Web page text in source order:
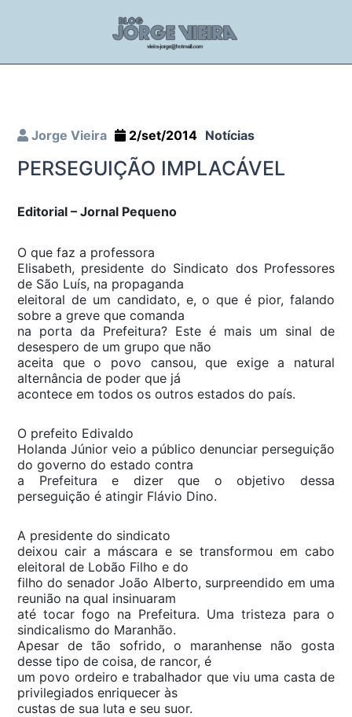
Jorge Vieira 2/set/2014 Notícias
PERSEGUIÇÃO IMPLACÁVEL
Editorial – Jornal Pequeno
O que faz a professora
Elisabeth, presidente do Sindicato dos Professores
de São Luís, na propaganda
eleitoral de um candidato, e, o que é pior, falando
sobre a greve que comanda
na porta da Prefeitura? Este é mais um sinal de
desespero de um grupo que não
aceita que o povo cansou, que exige a natural
alternância de poder que já
acontece em todos os outros estados do país.
O prefeito Edivaldo
Holanda Júnior veio a público denunciar perseguição
do governo do estado contra
a Prefeitura e dizer que o objetivo dessa
perseguição é atingir Flávio Dino.
A presidente do sindicato
deixou cair a máscara e se transformou em cabo
eleitoral de Lobão Filho e do
filho do senador João Alberto, surpreendido em uma
reunião na qual insinuaram
até tocar fogo na Prefeitura. Uma tristeza para o
sindicalismo do Maranhão.
Apesar de tão sofrido, o maranhense não gosta
desse tipo de coisa, de rancor, é
um povo ordeiro e trabalhador que viu uma casta de
privilegiados enriquecer às
custas de sua luta e seu suor.